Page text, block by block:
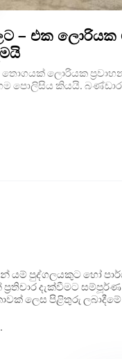
– එක ලොරියක
ලොරියක
පොලිසිය කියයි.
යම් පුද්ගලයකුට හෝ
දැක්වීමට
ලෙස පිළිතුරු